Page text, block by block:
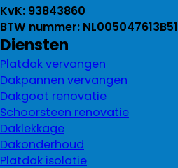
KvK: 93843860
BTW nummer: NL005047613B51
Diensten
Platdak vervangen
Dakpannen vervangen
Dakgoot renovatie
Schoorsteen renovatie
Daklekkage
Dakonderhoud
Platdak isolatie